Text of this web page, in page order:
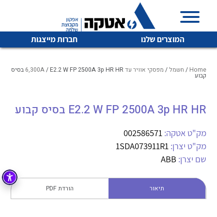
המוצרים שלנו חברות מייצגות
איכות | שרות | זמינות
והפצה של מוצרי
מיתוג, בקרה , ואינסטלציה חשמלית ופעילה ב7 תחומים:
חשמל מיתוג ואינסטלציה חשמלית
בקרה
זיווד
לכל מוצרי היצרן לכל מוצרי היצרן
לכל מוצרי היצרן לכל מוצרי היצרן
Home
/ חשמל / מפסקי אוויר עד 6,300A / E2.2 W FP 2500A 3p HR HR בסיס
קבוע
E2.2 W FP 2500A 3p HR HR בסיס קבוע
מק"ט אטקה: 002586571
מק"ט יצרן: 1SDA073911R1
שם יצרן: ABB
תיאור הורדת PDF